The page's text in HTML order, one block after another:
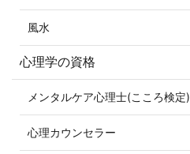
風水
心理学の資格
メンタルケア心理士(こころ検定)
心理カウンセラー